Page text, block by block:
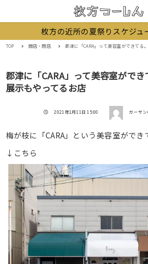
枚方の近所の夏祭りスケジュ
TOP 開店・閉店 郡津に「CARA」って美容室ができてる。ジオ
郡津に「CARA」って美容室がで
展示もやってるお店
投稿日
2021年1月11日 15:00 著者 ガーサン
梅が枝に「CARA」という美容室ができ
↓こちら